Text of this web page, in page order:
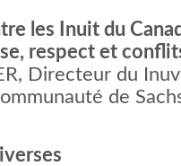
les Inuit du
respect et
Directeur du
de